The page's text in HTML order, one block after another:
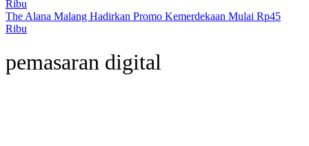
The Alana Malang Hadirkan Promo Kemerdekaan Mulai Rp45
Ribu
pemasaran digital